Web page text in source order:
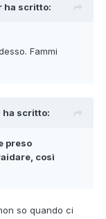
ha scritto:
Fammi
ha scritto:
preso
così
so quando ci